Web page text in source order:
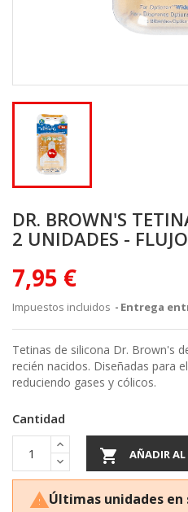
DR. BROWN'S
2 UNIDADES -
7,95 €
Impuestos incluidos Entrega
Tetinas de silicona Dr. Brown's
recién nacidos. Diseñadas para
reduciendo gases y cólicos.
Cantidad
 AÑADIR AL
Últimas unidades en